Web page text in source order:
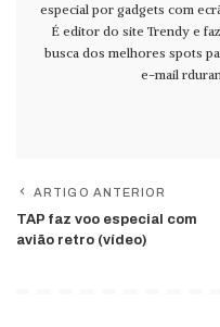
especial por gadgets com
É editor do site Trendy e
busca dos melhores spots
e-mail
ARTIGO ANTERIOR
TAP faz voo especial com
avião retro (vídeo)